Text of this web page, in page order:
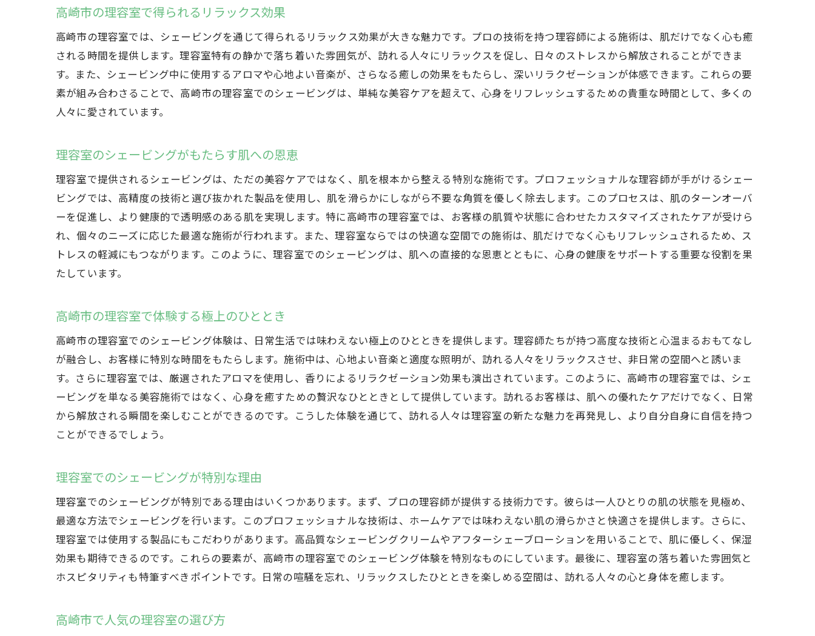
リラックスできる空間でのシェービング
シェービングがもたらす心地よさの秘密
高崎市の理容室でのシェービング体験談
シェービング後のスキンケアとその重要性
確かな技術を持つ理容師の紹介
プロフェッショナルなシェービング技術の秘密
高崎市の理容室が誇る技術力
理容師の技術で得られる安心感
理容室のシェービングでリフレッシュする方法
シェービングがもたらす変化と自己発見
高崎市の理容室で新たな自分に出会う瞬間
理容室でのシェービングが生活に与える影響
地域に根差したホスピタリティが魅力の高崎市の理容室
高崎市の理容室で感じる地域愛
理容室での心温まる体験談
高崎市の理容室が支持される理由
高崎市で理容室の最新設備と技術を堪能する
高崎市の理容室で得られるリラックス効果
高崎市の理容室では、シェービングを通じて得られるリラックス効果が大きな魅力です。プロの技術を持つ理容師による施術は、肌だけでなく心も癒
される時間を提供します。理容室特有の静かで落ち着いた雰囲気が、訪れる人々にリラックスを促し、日々のストレスから解放されることができま
す。また、シェービング中に使用するアロマや心地よい音楽が、さらなる癒しの効果をもたらし、深いリラクゼーションが体感できます。これらの要
素が組み合わさることで、高崎市の理容室でのシェービングは、単純な美容ケアを超えて、心身をリフレッシュするための貴重な時間として、多くの
人々に愛されています。
理容室のシェービングがもたらす肌への恩恵
理容室で提供されるシェービングは、ただの美容ケアではなく、肌を根本から整える特別な施術です。プロフェッショナルな理容師が手がけるシェー
ビングでは、高精度の技術と選び抜かれた製品を使用し、肌を滑らかにしながら不要な角質を優しく除去します。このプロセスは、肌のターンオーバ
ーを促進し、より健康的で透明感のある肌を実現します。特に高崎市の理容室では、お客様の肌質や状態に合わせたカスタマイズされたケアが受けら
れ、個々のニーズに応じた最適な施術が行われます。また、理容室ならではの快適な空間での施術は、肌だけでなく心もリフレッシュされるため、ス
トレスの軽減にもつながります。このように、理容室でのシェービングは、肌への直接的な恩恵とともに、心身の健康をサポートする重要な役割を果
たしています。
高崎市の理容室で体験する極上のひととき
高崎市の理容室でのシェービング体験は、日常生活では味わえない極上のひとときを提供します。理容師たちが持つ高度な技術と心温まるおもてなし
が融合し、お客様に特別な時間をもたらします。施術中は、心地よい音楽と適度な照明が、訪れる人々をリラックスさせ、非日常の空間へと誘いま
す。さらに理容室では、厳選されたアロマを使用し、香りによるリラクゼーション効果も演出されています。このように、高崎市の理容室では、シェ
ービングを単なる美容施術ではなく、心身を癒すための贅沢なひとときとして提供しています。訪れるお客様は、肌への優れたケアだけでなく、日常
から解放される瞬間を楽しむことができるのです。こうした体験を通じて、訪れる人々は理容室の新たな魅力を再発見し、より自分自身に自信を持つ
ことができるでしょう。
理容室でのシェービングが特別な理由
理容室でのシェービングが特別である理由はいくつかあります。まず、プロの理容師が提供する技術力です。彼らは一人ひとりの肌の状態を見極め、
最適な方法でシェービングを行います。このプロフェッショナルな技術は、ホームケアでは味わえない肌の滑らかさと快適さを提供します。さらに、
理容室では使用する製品にもこだわりがあります。高品質なシェービングクリームやアフターシェーブローションを用いることで、肌に優しく、保湿
効果も期待できるのです。これらの要素が、高崎市の理容室でのシェービング体験を特別なものにしています。最後に、理容室の落ち着いた雰囲気と
ホスピタリティも特筆すべきポイントです。日常の喧騒を忘れ、リラックスしたひとときを楽しめる空間は、訪れる人々の心と身体を癒します。
高崎市で人気の理容室の選び方